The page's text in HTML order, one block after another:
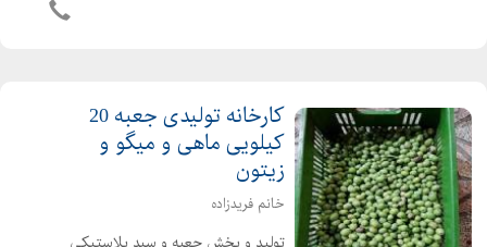
کارخانه تولیدی جعبه 20
کیلویی ماهی و میگو و
زیتون
خانم فریدزاده